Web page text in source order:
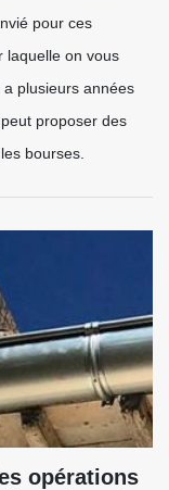
pour ces
laquelle on vous
plusieurs années
proposer des
bourses.
opérations